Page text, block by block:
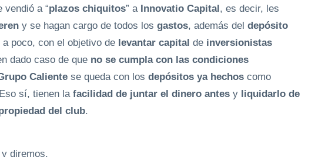
vendió a “plazos chiquitos” a Innovatio Capital , es decir, les
y se hagan cargo de todos los gastos, además del depósito
poco, con el objetivo de levantar capital de inversionistas
dado caso de que no se cumpla con las condiciones
Caliente se queda con los depósitos ya hechos como
sí, tienen la facilidad de juntar el dinero antes y liquidarlo de
del club.
diremos.